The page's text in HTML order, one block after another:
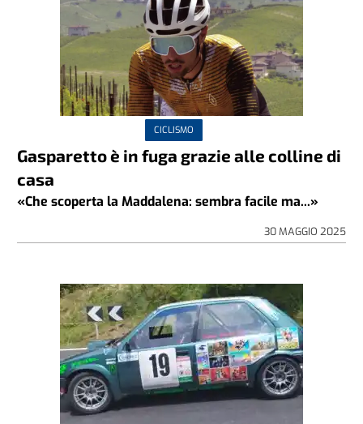
CICLISMO
Gasparetto è in fuga grazie alle colline di
casa
«Che scoperta la Maddalena: sembra facile ma...»
30 MAGGIO 2025